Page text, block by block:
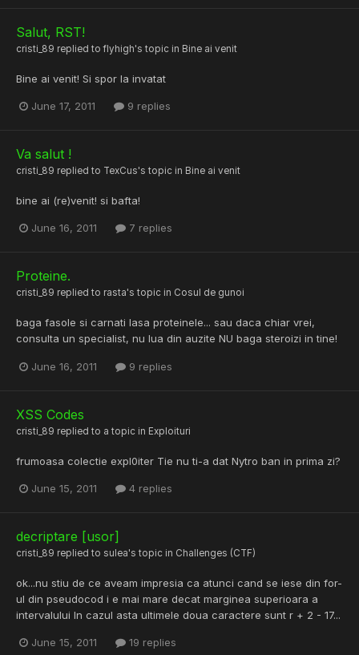
Salut, RST!
cristi_89 replied toflyhigh's topic in Bine ai venit
Bine ai venit! Si spor la invatat
June 17, 2011 9 replies
Va salut !
cristi_89 replied to TexCus's topic in Bine ai venit
bine ai (re)venit! si bafta!
June 16, 2011 7 replies
Proteine.
cristi_89 replied to rasta's topic in Cosul de gunoi
baga fasole si carnati lasa proteinele... sau daca chiar vrei,
consulta un specialist, nu lua din auzite NU baga steroizi in tine!
June 16, 2011 9 replies
XSS Codes
cristi_89 replied to a topic in Exploituri
frumoasa colectie expl0iter Tie nu ti-a dat Nytro ban in prima zi?
June 15, 2011 4 replies
decriptare [usor]
cristi_89 replied to sulea's topic in Challenges (CTF)
ok...nu stiu de ce aveam impresia ca atunci cand se iese din for-
ul din pseudocod i e mai mare decat marginea superioara a
intervalului In cazul asta ultimele doua caractere sunt r + 2 - 17...
June 15, 2011 19 replies